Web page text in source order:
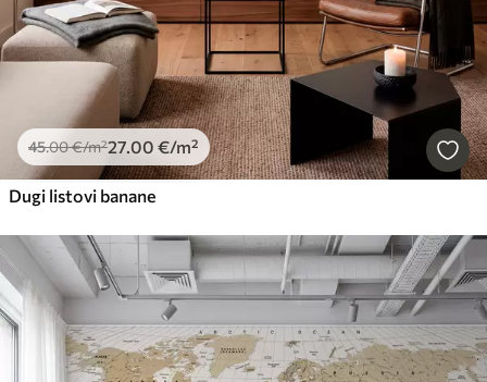
45.00€/m²27.00 €/m²
Dugi listovi banane